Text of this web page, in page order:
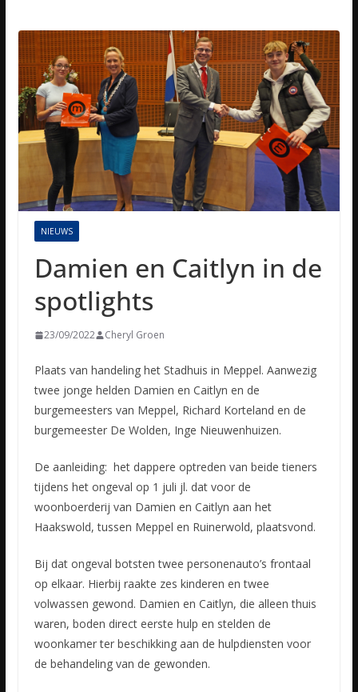
NIEUWS
Damien en Caitlyn in de
spotlights
23/09/2022 Cheryl Groen
Plaats van handeling het Stadhuis in Meppel. Aanwezig
twee jonge helden Damien en Caitlyn en de
burgemeesters van Meppel, Richard Korteland en de
burgemeester De Wolden, Inge Nieuwenhuizen.
De aanleiding: het dappere optreden van beide tieners
tijdens het ongeval op 1 juli jl. dat voor de
woonboerderij van Damien en Caitlyn aan het
Haakswold, tussen Meppel en Ruinerwold, plaatsvond.
Bij dat ongeval botsten twee personenauto’s frontaal
op elkaar. Hierbij raakte zes kinderen en twee
volwassen gewond. Damien en Caitlyn, die alleen thuis
waren, boden direct eerste hulp en stelden de
woonkamer ter beschikking aan de hulpdiensten voor
de behandeling van de gewonden.